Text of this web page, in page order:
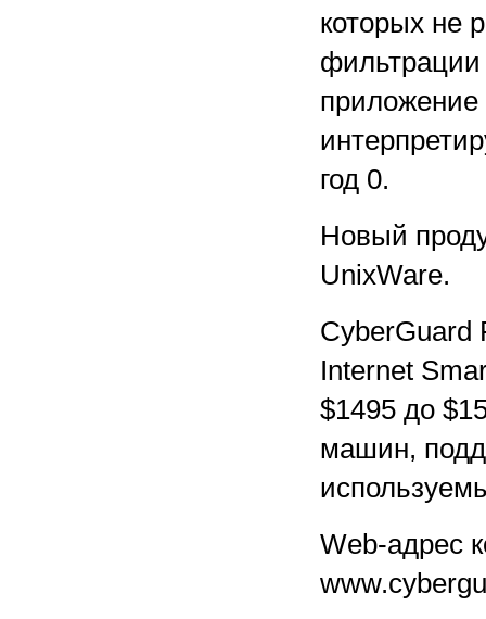
которых не
приложение
год 0.
Новый
UnixWare.
CyberGuard
Internet
$1495 до
машин,
Web-адрес